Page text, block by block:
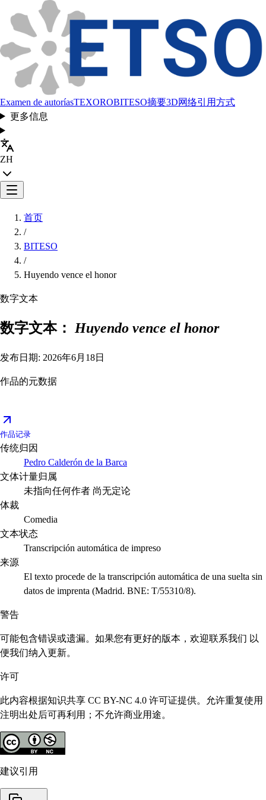
Examen de autoríasTEXOROBITESO摘要3D网络引用方式
更多信息
ZH
首页
/
BITESO
/
Huyendo vence el honor
数字文本
数字文本： Huyendo vence el honor
发布日期: 2026年6月18日
作品的元数据
作品记录
传统归因
Pedro Calderón de la Barca
文体计量归属
未指向任何作者 尚无定论
体裁
Comedia
文本状态
Transcripción automática de impreso
来源
El texto procede de la transcripción automática de una suelta sin
datos de imprenta (Madrid. BNE: T/55310/8).
警告
可能包含错误或遗漏。如果您有更好的版本，欢迎联系我们 以
便我们纳入更新。
许可
此内容根据知识共享 CC BY-NC 4.0 许可证提供。允许重复使用
注明出处后可再利用；不允许商业用途。
建议引用